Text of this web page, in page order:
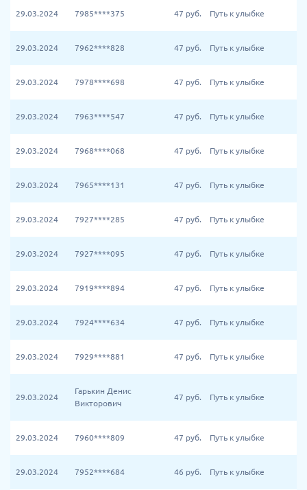
29.03.2024 7985****375 47 руб. Путь к улыбке
29.03.2024 7962****828 47 руб. Путь к улыбке
29.03.2024 7978****698 47 руб. Путь к улыбке
29.03.2024 7963****547 47 руб. Путь к улыбке
29.03.2024 7968****068 47 руб. Путь к улыбке
29.03.2024 7965****131 47 руб. Путь к улыбке
29.03.2024 7927****285 47 руб. Путь к улыбке
29.03.2024 7927****095 47 руб. Путь к улыбке
29.03.2024 7919****894 47 руб. Путь к улыбке
29.03.2024 7924****634 47 руб. Путь к улыбке
29.03.2024 7929****881 47 руб. Путь к улыбке
29.03.2024
Гарькин Денис
Викторович
47 руб. Путь к улыбке
29.03.2024 7960****809 47 руб. Путь к улыбке
29.03.2024 7952****684 46 руб. Путь к улыбке